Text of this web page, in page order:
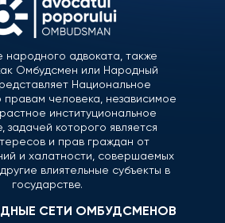
народного адвоката, также
Омбудсмен или Народный
Национальное
человека, независимое
институциональное
задачей которого является
и прав граждан от
и халатности, совершаемых
влиятельные субъекты в
государстве.
СЕТИ ОМБУДСМЕНОВ